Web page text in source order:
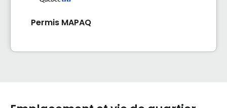
Permis MAPAQ